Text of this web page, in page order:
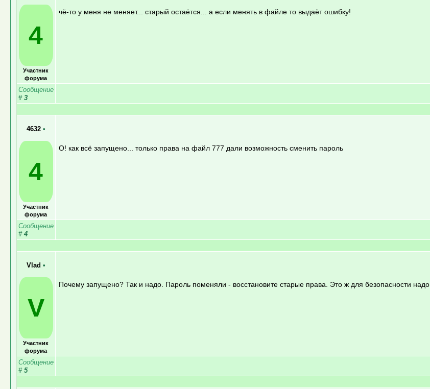
4
Участник
форума
чё-то у меня не меняет... старый остаётся... а если менять в файле то выдаёт ошибку!
Сообщение
# 3
4632 •
4
Участник
форума
О! как всё запущено... только права на файл 777 дали возможность сменить пароль
Сообщение
# 4
Vlad •
V
Участник
форума
Почему запущено? Так и надо. Пароль поменяли - восстановите старые права. Это ж для безопасности надо
Сообщение
# 5